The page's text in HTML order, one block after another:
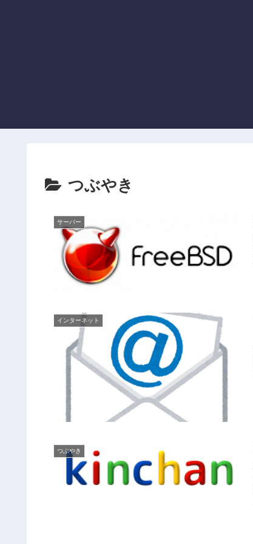
つぶやき
サーバー
インターネット
つぶやき